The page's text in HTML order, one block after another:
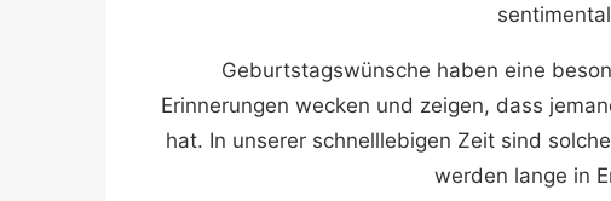
Geburtstagswünsche haben eine
Erinnerungen wecken und zeigen, dass
hat. In unserer schnelllebigen Zeit sind
werden lange in